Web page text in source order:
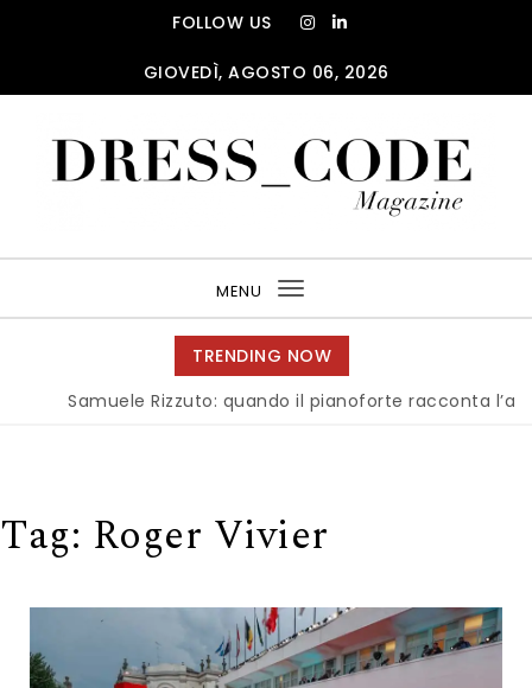
FOLLOW US
GIOVEDÌ, AGOSTO 06, 2026
MENU
Toggle
navigation
TRENDING NOW
Samuele Rizzuto: quando il pianoforte racconta
Tag: Roger Vivier